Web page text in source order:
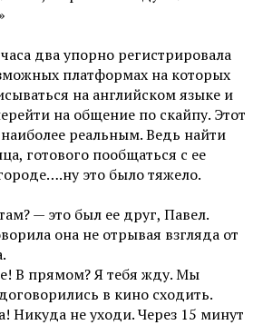
два упорно регистрировала
платформах на которых
на английском языке и
на общение по скайпу. Этот
наиболее реальным. Ведь найти
готового пообщаться с ее
это было тяжело.
— это был ее друг, Павел.
она не отрывая взгляда от
В прямом? Я тебя жду. Мы
в кино сходить.
Никуда не уходи. Через 15 минут